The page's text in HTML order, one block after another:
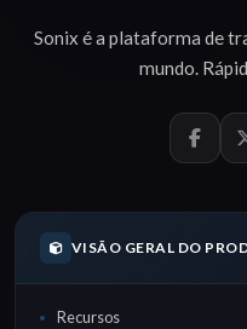
Sonix é a plataforma de
mundo.
VISÃO GERAL DO
Recursos